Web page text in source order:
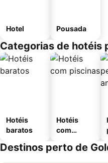
Hotel Pousada
Categorias de hotéis
Hotéis
baratos
Hotéis
com
Destinos perto de